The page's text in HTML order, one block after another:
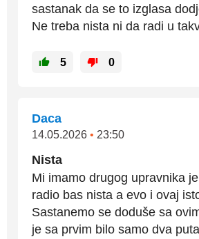
sastanak da se to izglasa
Ne treba nista ni da radi u
5 0
Daca
14.05.2026 • 23:50
Nista
Mi imamo drugog upravnika
radio bas nista a evo i ovaj
Sastanemo se doduše sa
je sa prvim bilo samo dva